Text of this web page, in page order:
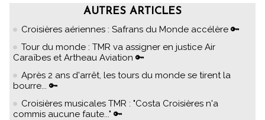
AUTRES ARTICLES
Croisières aériennes : Safrans du Monde accélère 🔑
Tour du monde : TMR va assigner en justice Air
Caraïbes et Artheau Aviation 🔑
Après 2 ans d'arrêt, les tours du monde se tirent la
bourre... 🔑
Croisières musicales TMR : "Costa Croisières n'a
commis aucune faute..." 🔑